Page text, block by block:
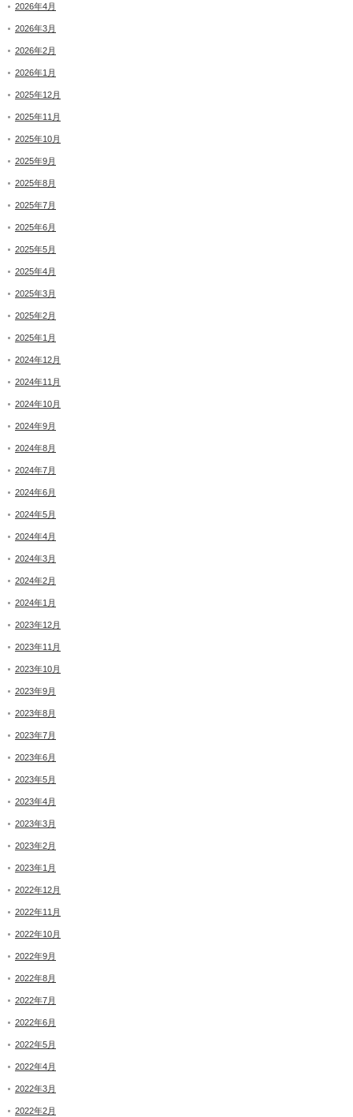
2026年4月
2026年3月
2026年2月
2026年1月
2025年12月
2025年11月
2025年10月
2025年9月
2025年8月
2025年7月
2025年6月
2025年5月
2025年4月
2025年3月
2025年2月
2025年1月
2024年12月
2024年11月
2024年10月
2024年9月
2024年8月
2024年7月
2024年6月
2024年5月
2024年4月
2024年3月
2024年2月
2024年1月
2023年12月
2023年11月
2023年10月
2023年9月
2023年8月
2023年7月
2023年6月
2023年5月
2023年4月
2023年3月
2023年2月
2023年1月
2022年12月
2022年11月
2022年10月
2022年9月
2022年8月
2022年7月
2022年6月
2022年5月
2022年4月
2022年3月
2022年2月